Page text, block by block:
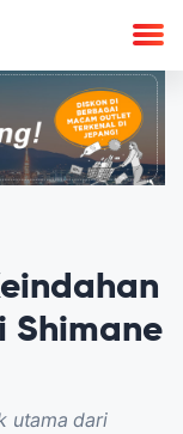
Shimane
utama dari